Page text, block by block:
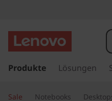
d
e
au
Produkte Lösungen
Sale Notebooks